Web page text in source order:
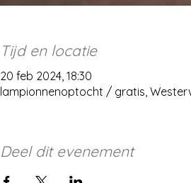
Tijd en locatie
20 feb 2024, 18:30
lampionnenoptocht / gratis,
Deel dit evenement